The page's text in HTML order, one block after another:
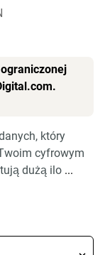
który
cyfrowym
dużą ilo ...